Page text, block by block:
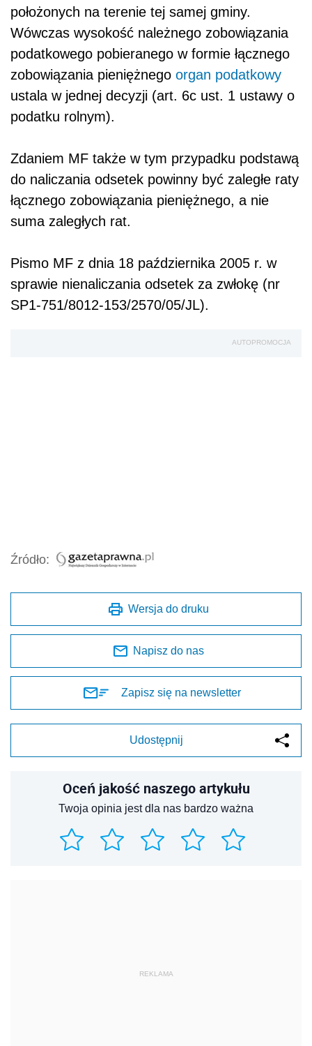
położonych na terenie tej samej gminy.
Wówczas wysokość należnego zobowiązania
podatkowego pobieranego w formie łącznego
zobowiązania pieniężnego organ podatkowy
ustala w jednej decyzji (art. 6c ust. 1 ustawy o
podatku rolnym).
Zdaniem MF także w tym przypadku podstawą
do naliczania odsetek powinny być zaległe raty
łącznego zobowiązania pieniężnego, a nie
suma zaległych rat.
Pismo MF z dnia 18 października 2005 r. w
sprawie nienaliczania odsetek za zwłokę (nr
SP1-751/8012-153/2570/05/JL).
AUTOPROMOCJA
Źródło:
Wersja do druku
Napisz do nas
Zapisz się na newsletter
Udostępnij
Oceń jakość naszego artykułu
Twoja opinia jest dla nas bardzo ważna
REKLAMA